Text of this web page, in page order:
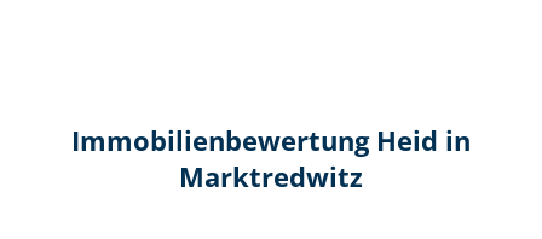
Immobilien­bewertung Heid in
Marktredwitz